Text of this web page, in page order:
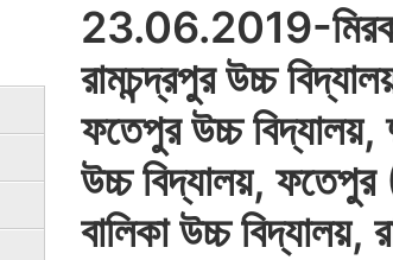
23.06.2019-
রামচন্দ্রপুর উচ্চ
ফতেপুর উচ্চ বিদ্যালয়,
উচ্চ বিদ্যালয়,
বালিকা উচ্চ বিদ্যালয়,